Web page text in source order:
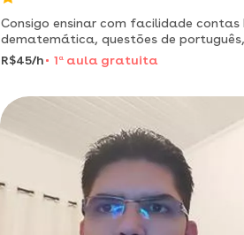
Consigo ensinar com facilidade contas
dematemática, questões de
ciências... gosto de ajudar crianças e
adolescentes à fazerem tarefas de
R$45/h 1 aaula gratuita